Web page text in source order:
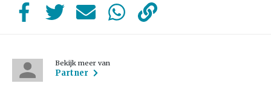
Bekijk meer van
Partner